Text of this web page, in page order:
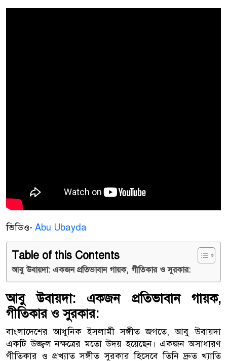
ভিডিও- Abu Ubayda
Table of this Contents
আবু উবায়দা: একজন প্রতিভাবান গায়ক, গীতিকার ও সুরকার:
আবু উবায়দা: একজন প্রতিভাবান গায়ক,
গীতিকার ও সুরকার:
বাংলাদেশের আধুনিক ইসলামী সঙ্গীত জগতে, আবু উবায়দা
একটি উজ্জ্বল নক্ষত্রের মতো উদয় হয়েছেন। একজন অসাধারণ
গীতিকার ও প্রখ্যাত সঙ্গীত সুরকার হিসেবে তিনি দ্রুত খ্যাতি